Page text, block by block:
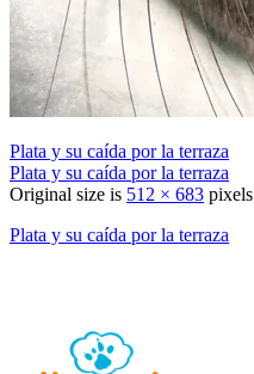
Plata y su caída por la terraza
Plata y su caída por la terraza
Original size is 512 × 683 pixels
Plata y su caída por la terraza